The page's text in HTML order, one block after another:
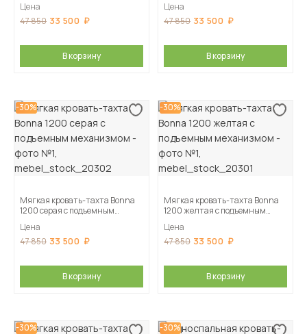
Цена
47 850 33 500
В корзину
Цена
47 850 33 500
В корзину
-30%
Мягкая кровать-тахта Bonna
1200 серая c подъемным
Цена
47 850 33 500
В корзину
-30%
Мягкая кровать-тахта Bonna
1200 желтая c подъемным
Цена
47 850 33 500
В корзину
-30% -30%